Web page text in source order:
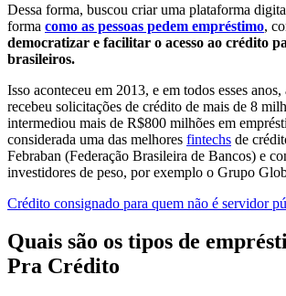
Dessa forma, buscou criar uma plataforma
forma como as pessoas pedem empréstimo,
democratizar e facilitar o acesso ao crédito
brasileiros.
Isso aconteceu em 2013, e em todos esses anos,
recebeu solicitações de crédito de mais de 8
intermediou mais de R$800 milhões em
considerada uma das melhores fintechs de
Febraban (Federação Brasileira de Bancos) e
investidores de peso, por exemplo o Grupo
Crédito consignado para quem não é servidor
Quais são os tipos de
Pra Crédito